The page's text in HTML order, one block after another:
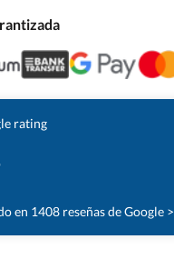
rating
en 1408 reseñas de Google >